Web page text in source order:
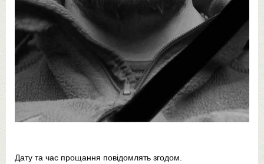
Дату та час прощання повідомлять згодом.